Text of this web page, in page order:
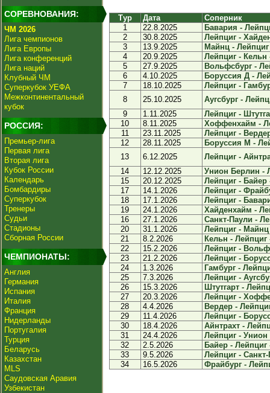
СОРЕВНОВАНИЯ:
ЧМ 2026
Лига чемпионов
Лига Европы
Лига конференций
Лига наций
Клубный ЧМ
Суперкубок УЕФА
Межконтинентальный
кубок
РОССИЯ:
Премьер-лига
Первая лига
Вторая лига
Кубок России
Календарь
Бомбардиры
Суперкубок
Тренеры
Судьи
Стадионы
Сборная России
ЧЕМПИОНАТЫ:
Англия
Германия
Испания
Италия
Франция
Нидерланды
Португалия
Турция
Беларусь
Казахстан
MLS
Саудовская Аравия
Узбекистан
Тур Дата
Соперник
1
22.8.2025
Бавария -
2
30.8.2025
Лейпциг -
3
13.9.2025
Майнц - Лейпциг
4
20.9.2025
Лейпциг - Кельн
5
27.9.2025
Вольфсбург -
6
4.10.2025
Боруссия Д -
7
18.10.2025
Лейпциг -
8
25.10.2025
Аугсбург -
9
1.11.2025
Лейпциг -
10
8.11.2025
Хоффенхайм -
11
23.11.2025
Лейпциг -
12
28.11.2025
Боруссия М -
13
6.12.2025
Лейпциг -
14
12.12.2025
Унион Берлин -
15
20.12.2025
Лейпциг - Байер
17
14.1.2026
Лейпциг -
18
17.1.2026
Лейпциг -
19
24.1.2026
Хайденхайм -
16
27.1.2026
Санкт-Паули -
20
31.1.2026
Лейпциг - Майнц
21
8.2.2026
Кельн - Лейпциг
22
15.2.2026
Лейпциг -
23
21.2.2026
Лейпциг -
24
1.3.2026
Гамбург -
25
7.3.2026
Лейпциг -
26
15.3.2026
Штутгарт -
27
20.3.2026
Лейпциг -
28
4.4.2026
Вердер -
29
11.4.2026
Лейпциг -
30
18.4.2026
Айнтрахт -
31
24.4.2026
Лейпциг -
32
2.5.2026
Байер - Лейпциг
33
9.5.2026
Лейпциг -
34
16.5.2026 Фрайбург -